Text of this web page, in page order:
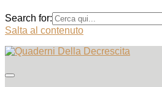
Search for:
Salta al contenuto